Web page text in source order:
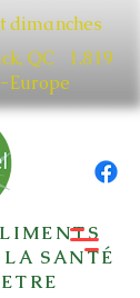
dimanches
QC​ 1.819
Europe
SANTÉ